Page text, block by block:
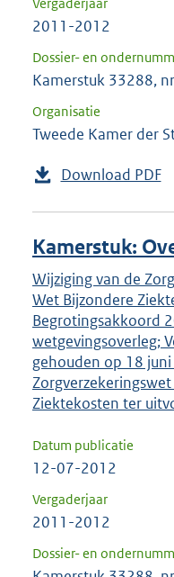
2011-2012
Dossier- en
Kamerstuk 33288,
Organisatie
Tweede Kamer der
Download PDF
Kamerstuk:
Wijziging van de
Wet Bijzondere
Begrotingsakkoord
wetgevingsoverleg;
gehouden op 18
Ziektekosten ter
Datum publicatie
12-07-2012
Vergaderjaar
2011-2012
Dossier- en